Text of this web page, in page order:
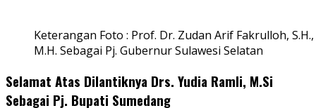
Keterangan Foto : Prof. Dr. Zudan Arif Fakrulloh, S.H.,
M.H. Sebagai Pj. Gubernur Sulawesi Selatan
Selamat Atas Dilantiknya Drs. Yudia Ramli, M.Si
Sebagai Pj. Bupati Sumedang